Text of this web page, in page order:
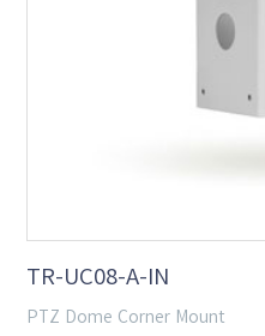
TR-UC08-A-IN
PTZ Dome Corner Mount